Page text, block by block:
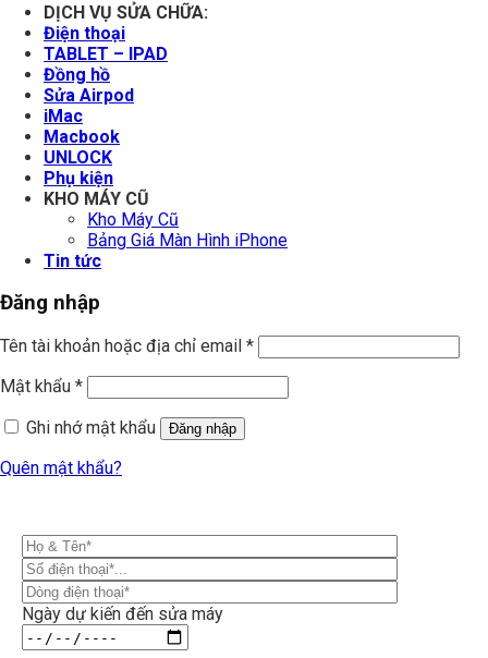
DỊCH VỤ SỬA CHỮA:
Điện thoại
TABLET – IPAD
Đồng hồ
Sửa Airpod
iMac
Macbook
UNLOCK
Phụ kiện
KHO MÁY CŨ
Kho Máy Cũ
Bảng Giá Màn Hình iPhone
Tin tức
Đăng nhập
Tên tài khoản hoặc địa chỉ email *
Mật khẩu *
Ghi nhớ mật khẩu
Đăng nhập
Quên mật khẩu?
Ngày dự kiến đến sửa máy